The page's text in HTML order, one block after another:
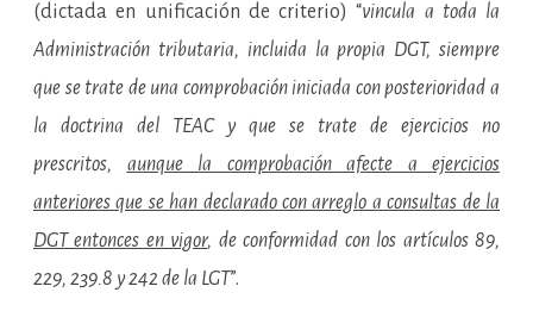
(dictada en unificación de criterio) “vincula a toda la
Administración tributaria, incluida la propia DGT, siempre
que se trate de una comprobación iniciada con posterioridad a
la doctrina del TEAC y que se trate de ejercicios no
prescritos, aunque la comprobación afecte a ejercicios
anteriores que se han declarado con arreglo a consultas de la
DGT entonces en vigor, de conformidad con los artículos 89,
229, 239.8 y 242 de la LGT”.